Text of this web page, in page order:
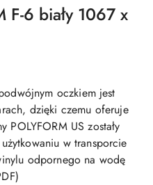
F-6 biały 1067 x
oczkiem jest
dzięki czemu oferuje
POLYFORM US zostały
w transporcie
odpornego na wodę